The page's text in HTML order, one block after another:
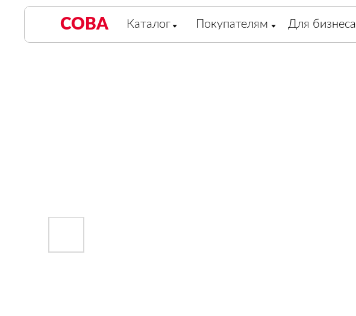
Каталог Покупателям Для бизнеса
СОВА